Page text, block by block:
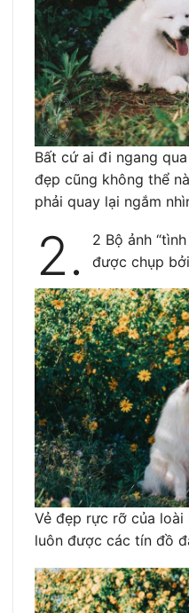
Bất cứ ai đi ngang
đẹp cũng không thể
phải quay lại ngắm
2.
2 Bộ ảnh
được chụp
Vẻ đẹp rực rỡ của
luôn được các tín đồ